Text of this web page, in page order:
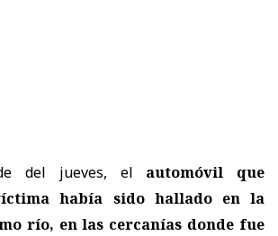
del jueves, el automóvil que
había sido hallado en la
río, en las cercanías donde fue